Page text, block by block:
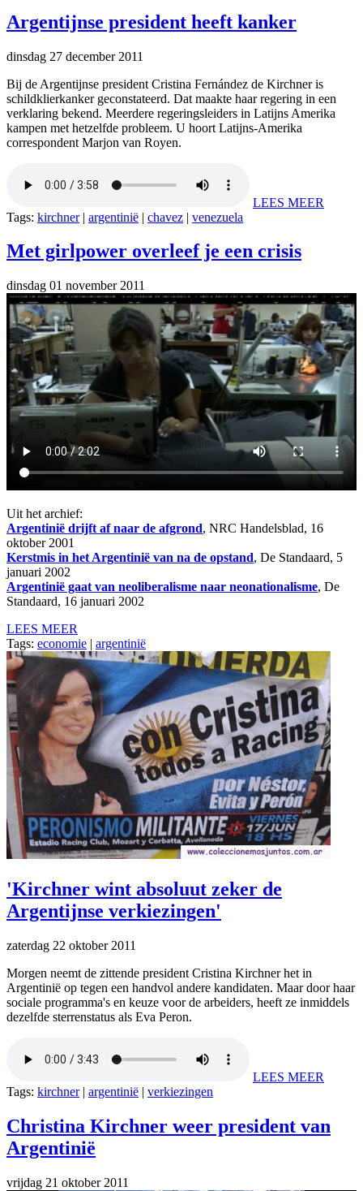
Argentijnse president heeft kanker
dinsdag 27 december 2011
Bij de Argentijnse president Cristina Fernández de Kirchner is
schildklierkanker geconstateerd. Dat maakte haar regering in een
verklaring bekend. Meerdere regeringsleiders in Latijns Amerika
kampen met hetzelfde probleem. U hoort Latijns-Amerika
correspondent Marjon van Royen.
LEES MEER
Tags: kirchner| argentinië | chavez | venezuela
Met girlpower overleef je een crisis
dinsdag 01 november 2011
Uit het archief:
Argentinië drijft af naar de afgrond, NRC Handelsblad, 16
oktober 2001
Kerstmis in het Argentinië van na de opstand, De Standaard, 5
januari 2002
Argentinië gaat van neoliberalisme naar neonationalisme, De
Standaard, 16 januari 2002
LEES MEER
Tags: economie | argentinië
'Kirchner wint absoluut zeker de
Argentijnse verkiezingen'
zaterdag 22 oktober 2011
Morgen neemt de zittende president Cristina Kirchner het in
Argentinië op tegen een handvol andere kandidaten. Maar door haar
sociale programma's en keuze voor de arbeiders, heeft ze inmiddels
dezelfde sterrenstatus als Eva Peron.
LEES MEER
Tags: kirchner| argentinië | verkiezingen
Christina Kirchner weer president van
Argentinië
vrijdag 21 oktober 2011